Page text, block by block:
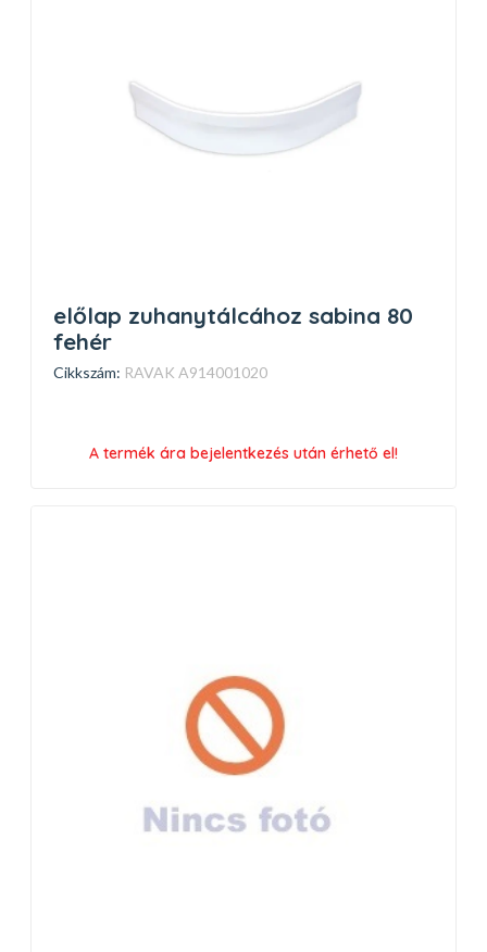
előlap zuhanytálcához sabina 80
fehér
Cikkszám: RAVAK A914001020
A termék ára bejelentkezés után érhető el!